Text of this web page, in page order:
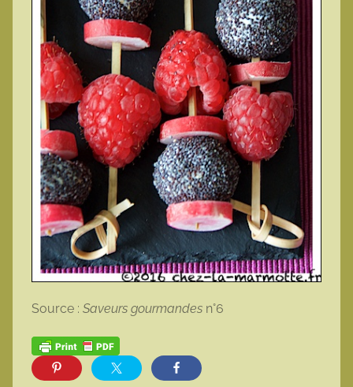
Source : Saveurs gourmandes n°6